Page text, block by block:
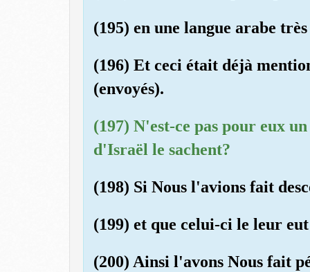
(195) en une langue arabe
(196) Et ceci était déjà
(envoyés).
(197) N'est-ce pas pour eux
d'Israël le sachent?
(198) Si Nous l'avions fait
(199) et que celui-ci le leur
(200) Ainsi l'avons Nous fait